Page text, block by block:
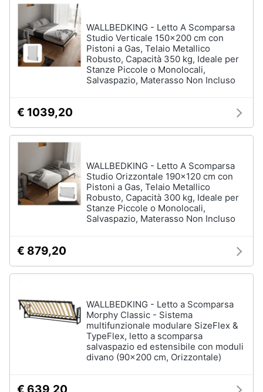
WALLBEDKING - Letto A Scomparsa
Studio Verticale 150x200 cm con
Pistoni a Gas, Telaio Metallico
Robusto, Capacità 350 kg, Ideale per
Stanze Piccole o Monolocali,
Salvaspazio, Materasso Non Incluso
€ 1039,20
WALLBEDKING - Letto A Scomparsa
Studio Orizzontale 190x120 cm con
Pistoni a Gas, Telaio Metallico
Robusto, Capacità 300 kg, Ideale per
Stanze Piccole o Monolocali,
Salvaspazio, Materasso Non Incluso
€ 879,20
WALLBEDKING - Letto a Scomparsa
Morphy Classic - Sistema
multifunzionale modulare SizeFlex &
TypeFlex, letto a scomparsa
salvaspazio ed estensibile con moduli
divano (90x200 cm, Orizzontale)